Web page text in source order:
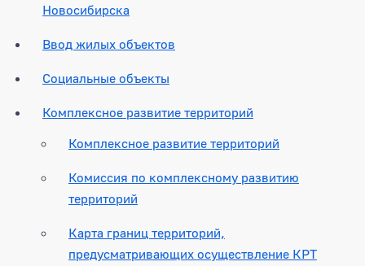
Новосибирска
Ввод жилых объектов
Социальные объекты
Комплексное развитие территорий
Комплексное развитие территорий
Комиссия по комплексному развитию
территорий
Карта границ территорий,
предусматривающих осуществление КРТ